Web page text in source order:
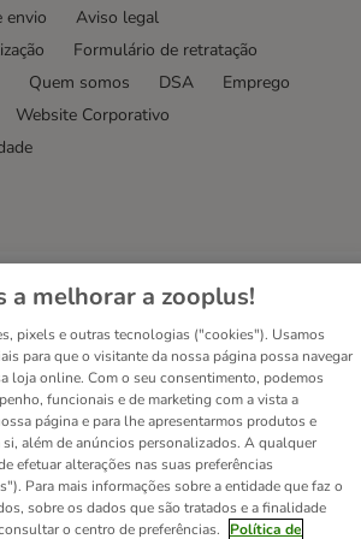
envio
Aviso legal
Formulário de retratação
Quem somos DSA
Emprego
Website Corporativo
a melhorar a zooplus!
pixels e outras tecnologias ("cookies"). Usamos
para que o visitante da nossa página possa navegar
loja online. Com o seu consentimento, podemos
funcionais e de marketing com a vista a
página e para lhe apresentarmos produtos e
além de anúncios personalizados. A qualquer
efetuar alterações nas suas preferências
Para mais informações sobre a entidade que faz o
sobre os dados que são tratados e a finalidade
o centro de preferências.
Política de